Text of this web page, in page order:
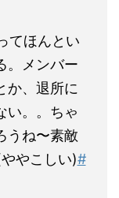
てほんとい
。メンバー
か、退所に
い。。ちゃ
うね〜素敵
やこしい)#